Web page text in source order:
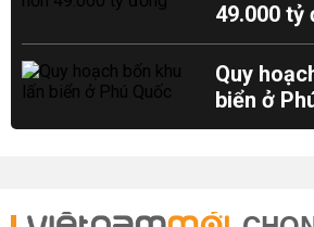
49.000 tỷ
Quy
biển ở